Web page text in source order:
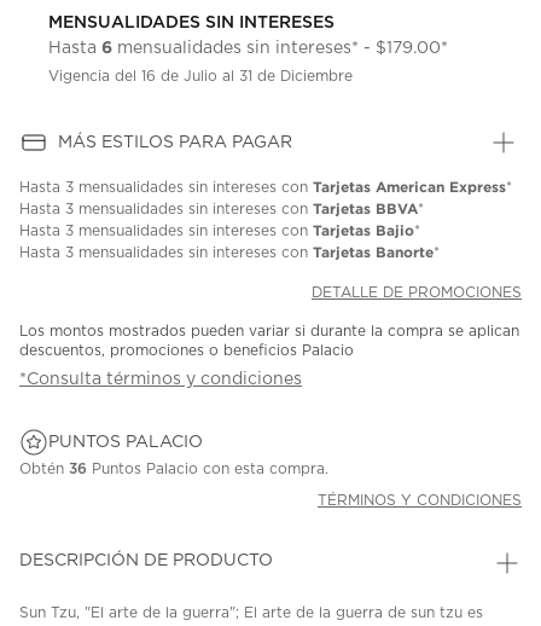
MENSUALIDADES SIN INTERESES
Hasta 6 mensualidades sin intereses* - $179.00*
Vigencia del 16 de Julio al 31 de Diciembre
MÁS ESTILOS PARA PAGAR
Hasta 3 mensualidades sin intereses con Tarjetas American Express*
Hasta 3 mensualidades sin intereses con Tarjetas BBVA*
Hasta 3 mensualidades sin intereses con Tarjetas Bajio*
Hasta 3 mensualidades sin intereses con Tarjetas Banorte*
DETALLE DE PROMOCIONES
Los montos mostrados pueden variar si durante la compra se aplican
descuentos, promociones o beneficios Palacio
*Consulta términos y condiciones
PUNTOS PALACIO
Obtén 36 Puntos Palacio con esta compra.
TÉRMINOS Y CONDICIONES
DESCRIPCIÓN DE PRODUCTO
Sun Tzu, "El arte de la guerra"; El arte de la guerra de sun tzu es